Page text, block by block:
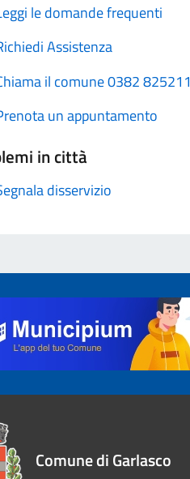
le domande frequenti
Assistenza
il comune 0382 825211
un appuntamento
in città
disservizio
Comune di Garlasco